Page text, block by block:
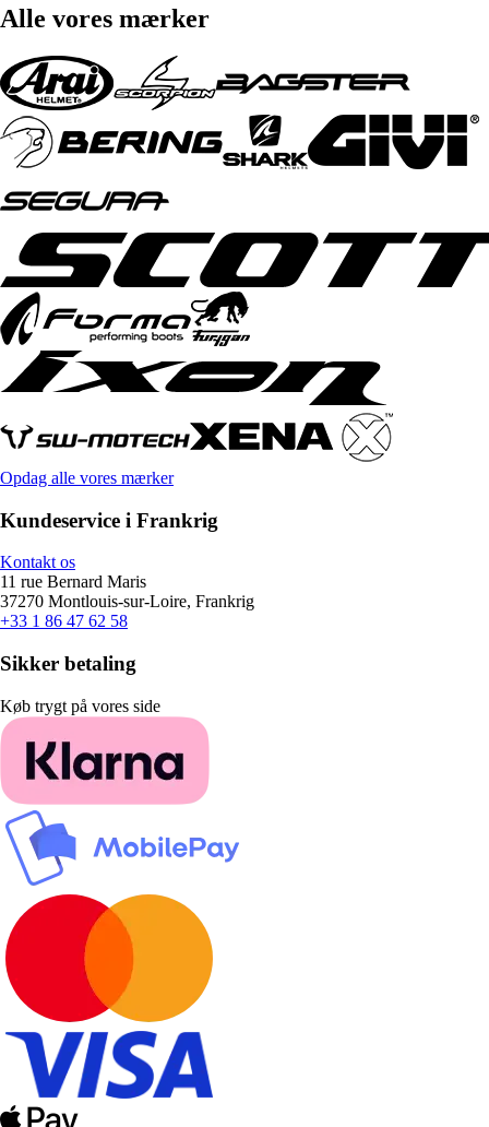
Alle vores mærker
Opdag alle vores mærker
Kundeservice i Frankrig
Kontakt os
11 rue Bernard Maris
37270 Montlouis-sur-Loire, Frankrig
+33 1 86 47 62 58
Sikker betaling
Køb trygt på vores side